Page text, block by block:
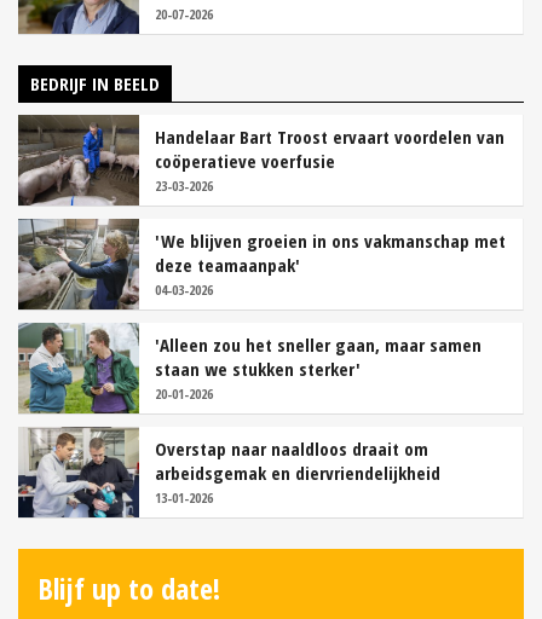
20-07-2026
BEDRIJF IN BEELD
Handelaar Bart Troost ervaart voordelen van
coöperatieve voerfusie
23-03-2026
'We blijven groeien in ons vakmanschap met
deze teamaanpak'
04-03-2026
'Alleen zou het sneller gaan, maar samen
staan we stukken sterker'
20-01-2026
Overstap naar naaldloos draait om
arbeidsgemak en diervriendelijkheid
13-01-2026
Blijf up to date!